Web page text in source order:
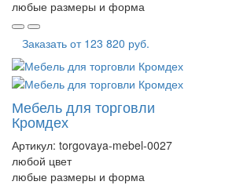
любые размеры и форма
Заказать от 123 820 руб.
Мебель для торговли
Кромдех
Артикул: torgovaya-mebel-0027
любой цвет
любые размеры и форма